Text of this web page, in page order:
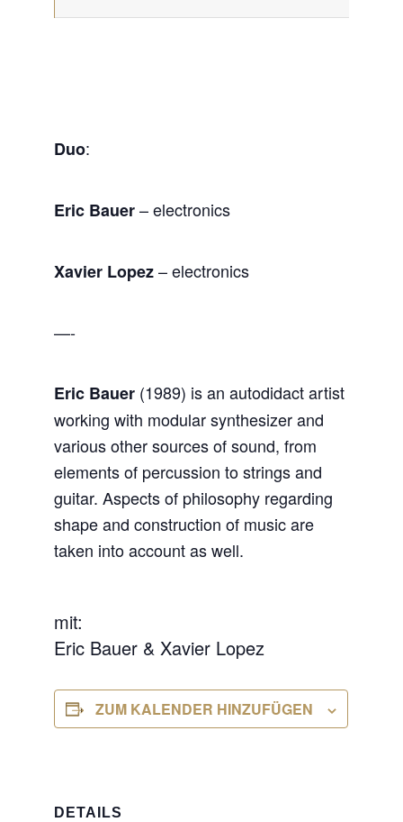
Duo:
Eric Bauer– electronics
Xavier Lopez– electronics
—-
Eric Bauer (1989) is an autodidact artist
working with modular synthesizer and
various other sources of sound, from
elements of percussion to strings and
guitar. Aspects of philosophy regarding
shape and construction of music are
taken into account as well.
mit:
Eric Bauer & Xavier Lopez
ZUM KALENDER HINZUFÜGEN
DETAILS